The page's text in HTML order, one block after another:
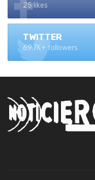
25 likes
TWITTER
69.7K+ followers